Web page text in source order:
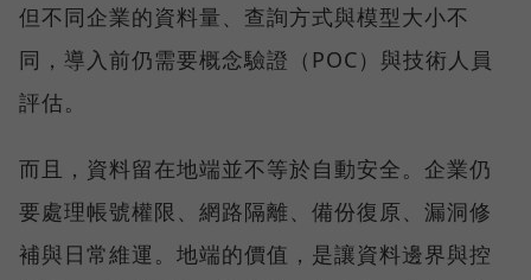
但不同企業的資料量、查詢方式與模型大小不
同，導入前仍需要概念驗證（POC）與技術人員
評估。
而且，資料留在地端並不等於自動安全。企業仍
要處理帳號權限、網路隔離、備份復原、漏洞修
補與日常維運。地端的價值，是讓資料邊界與控